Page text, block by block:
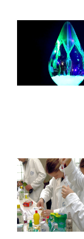
Herbarium
Perlonfasern
Experimente
Chemie im
Videos unter
Projektarbeiten
Kupfer-